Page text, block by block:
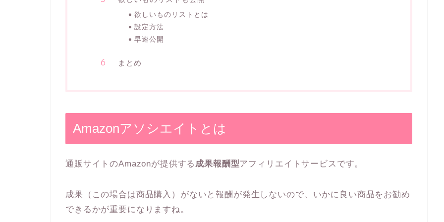
欲しいものリストとは
設定方法
早速公開
まとめ
Amazonアソシエイトとは
通販サイトのAmazonが提供する 成果報酬型アフィリエイトサービスです。
成果（この場合は商品購入）がないと報酬が発生しないので、いかに良い商品をお勧め
できるかが重要になりますね。